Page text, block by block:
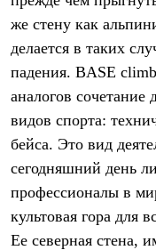
Куртки
Брюки
Флисовая одежда
Куртки
Брюки
Термобелье
Теплое термобелье
Среднее термобелье
Легкое термобелье
Лёгкая одежда
Футболки
Рубашки
Толстовки
Брюки
же стену как
делается в таких
падения. BASE
аналогов сочетание
видов спорта:
бейса. Это вид
сегодняшний день
профессионалы в
культовая гора для
Ее северная стена,